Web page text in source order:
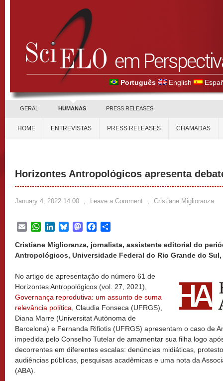
Português English
GERAL HUMANAS PRESS RELEASES
HOME ENTREVISTAS PRESS RELEASES CHAMADAS
Horizontes Antropológicos apresenta
January 4, 2022 14:00 , Leave a Comment , Cristiane Miglioranza
EmailWhatsApp
LinkedInBlueskyMastodonFacebook
Cristiane Miglioranza, jornalista, assistente editorial do
Antropológicos, Universidade Federal do Rio Grande do Sul,
No artigo de apresentação do número 61 de
Horizontes Antropológicos (vol. 27, 2021),
Governança reprodutiva: um assunto de suma
relevância política , Claudia Fonseca (UFRGS),
Diana Marre (Universitat Autònoma de
Barcelona) e Fernanda Rifiotis (UFRGS) apresentam o caso de
impedida pelo Conselho Tutelar de amamentar sua filha logo
decorrentes em diferentes escalas: denúncias midiáticas,
audiências públicas, pesquisas acadêmicas e uma nota da
(ABA).